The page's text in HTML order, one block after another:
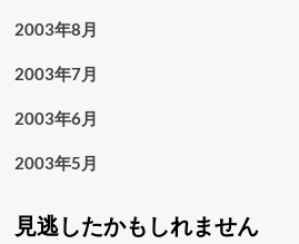
2003年8月
2003年7月
2003年6月
2003年5月
見逃したかもしれません